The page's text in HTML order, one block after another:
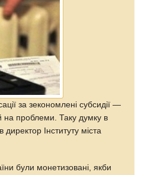
за зекономлені субсидії —
на проблеми. Таку думку в
директор Інституту міста
були монетизовані, якби